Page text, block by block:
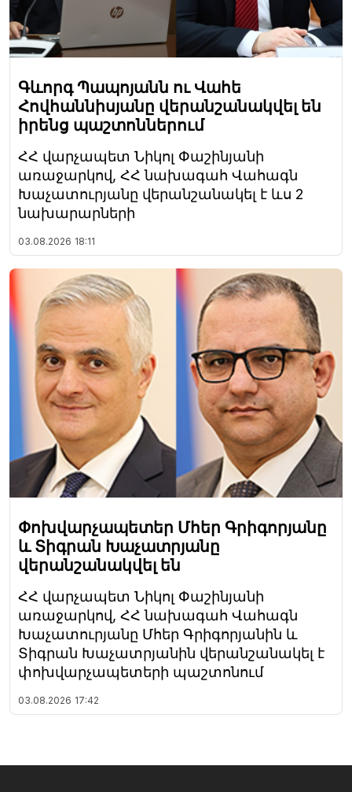
Գևորգ Պապոյանն ու Վահե
Հովհաննիսյանը վերանշանակվել են
իրենց պաշտոններում
ՀՀ վարչապետ Նիկոլ Փաշինյանի
առաջարկով, ՀՀ նախագահ Վահագն
Խաչատուրյանը վերանշանակել է ևս 2
նախարարների
03.08.2026 18:11
Փոխվարչապետեր Մհեր Գրիգորյանը
և Տիգրան Խաչատրյանը
վերանշանակվել են
ՀՀ վարչապետ Նիկոլ Փաշինյանի
առաջարկով, ՀՀ նախագահ Վահագն
Խաչատուրյանը Մհեր Գրիգորյանին և
Տիգրան Խաչատրյանին վերանշանակել է
փոխվարչապետերի պաշտոնում
03.08.2026 17:42